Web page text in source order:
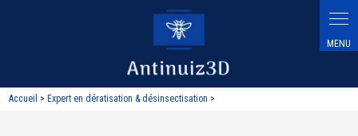
Accueil > Expert en dératisation & désinsectisation >